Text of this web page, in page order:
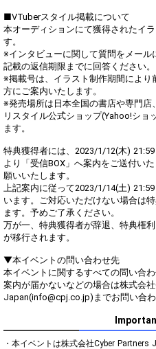
■VTuberスタイル掲載について
本オーディションにて獲得されたイ
す。
※インタビューに関して質問をメー
記載の返信期限までに回答ください。
※掲載号は、イラスト制作期間によ
方にご案内いたします。
※発売場所は日本全国の書店や専門
リスタイル公式ショップ(Yahoo!ショ
ます。
特典獲得者には、2023/1/12(木)
より「受信BOX」へ案内をご送付い
願いいたします。
上記案内に従って2023/1/14(土)
います。ご対応いただけない場合は
ます。予めご了承ください。
万が一、特典獲得者が辞退、特典権
が移行されます。
▼本イベントの問い合わせ先
本イベントに関するすべての問い合
案内が届かないなどの場合は株式会社
Japan(info@cpj.co.jp)までお問い合わ
・本イベントは株式会社Cyber Partners